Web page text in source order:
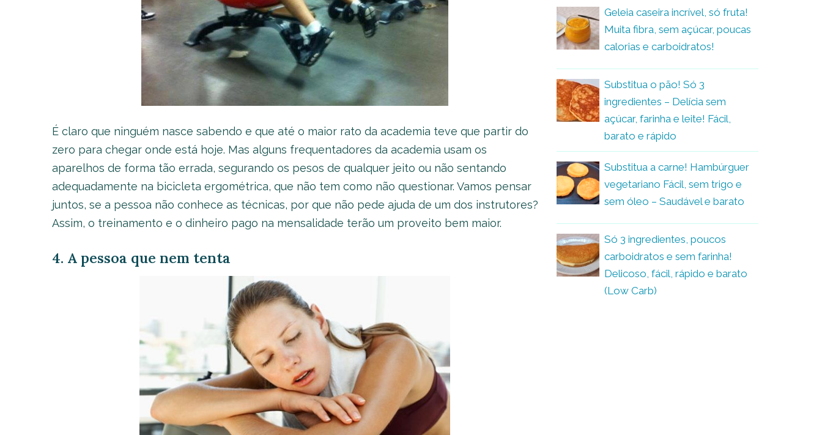
É claro que ninguém nasce sabendo e que até o maior rato da academia teve que partir do
zero para chegar onde está hoje. Mas alguns frequentadores da academia usam os
aparelhos de forma tão errada, segurando os pesos de qualquer jeito ou não sentando
adequadamente na bicicleta ergométrica, que não tem como não questionar. Vamos pensar
juntos, se a pessoa não conhece as técnicas, por que não pede ajuda de um dos instrutores?
Assim, o treinamento e o dinheiro pago na mensalidade terão um proveito bem maior.
4. A pessoa que nem tenta
Geleia caseira incrível, só fruta!
Muita fibra, sem açúcar, poucas
calorias e carboidratos!
Substitua o pão! Só 3
ingredientes – Delícia sem
açúcar, farinha e leite! Fácil,
barato e rápido
Substitua a carne! Hambúrguer
vegetariano Fácil, sem trigo e
sem óleo – Saudável e barato
Só 3 ingredientes, poucos
carboidratos e sem farinha!
Delicoso, fácil, rápido e barato
(Low Carb)